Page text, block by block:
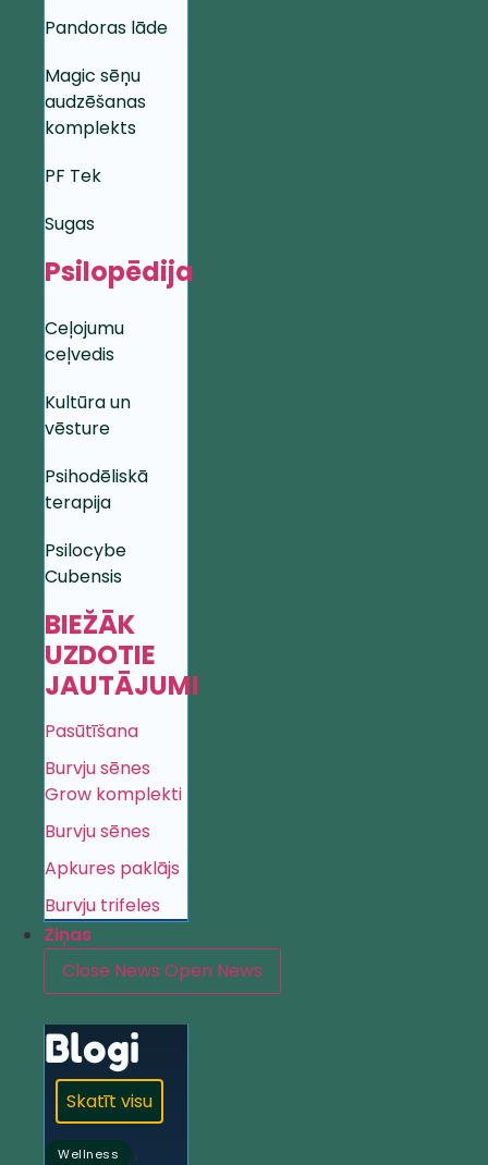
Pandoras lāde
Magic sēņu
audzēšanas
komplekts
PF Tek
Sugas
Psilopēdija
Ceļojumu
ceļvedis
Kultūra un
vēsture
Psihodēliskā
terapija
Psilocybe
Cubensis
BIEŽĀK
UZDOTIE
JAUTĀJUMI
Pasūtīšana
Burvju sēnes
Grow komplekti
Burvju sēnes
Apkures paklājs
Burvju trifeles
Ziņas
Close News Open News
Blogi
Skatīt visu
Wellness ,